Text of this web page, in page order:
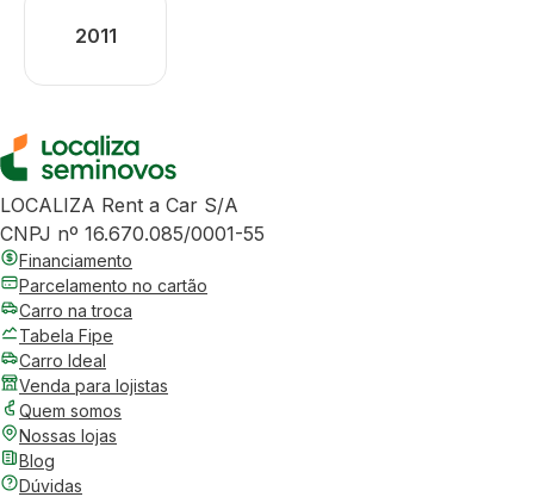
2011
LOCALIZA Rent a Car S/A
CNPJ nº 16.670.085/0001-55
Financiamento
Parcelamento no cartão
Carro na troca
Tabela Fipe
Carro Ideal
Venda para lojistas
Quem somos
Nossas lojas
Blog
Dúvidas